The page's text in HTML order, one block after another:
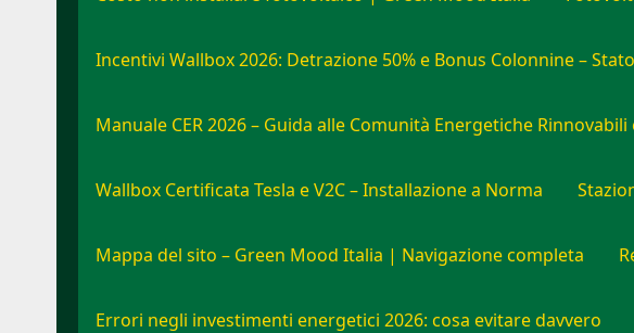
Incentivi Wallbox 2026: Detrazione 50% e Bonus Colonnine –
Manuale CER 2026 – Guida alle Comunità Energetiche Rinnovabili
Wallbox Certificata Tesla e V2C – Installazione a Norma
Mappa del sito – Green Mood Italia | Navigazione completa
Errori negli investimenti energetici 2026: cosa evitare davvero